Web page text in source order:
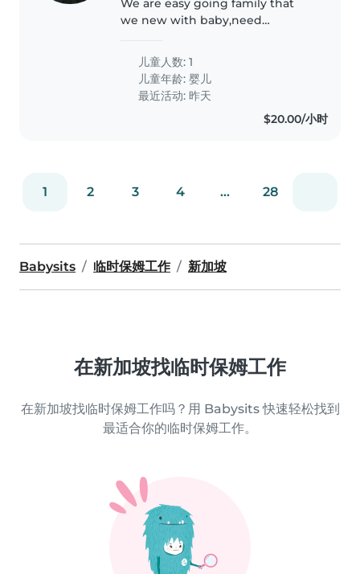
we new with baby,need
ones
儿童人数: 1
儿童年龄:婴儿
最近活动: 昨天
$20.00/小时
1 2 3 4 ... 28
Babysits 临时保姆工作 新加坡
在新加坡找临时保姆工作
在新加坡找临时保姆工作吗？用 Babysits 快速轻松找到
最适合你的临时保姆工作。